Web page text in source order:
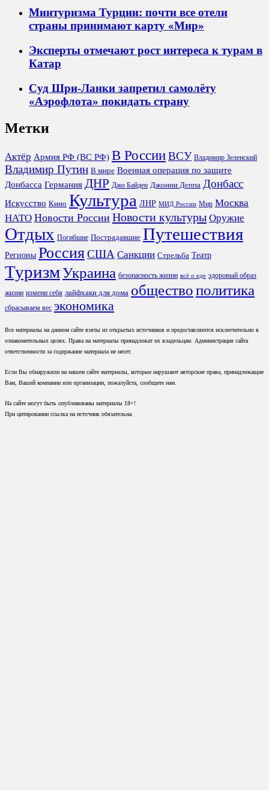
Минтуризма Турции: почти все отели
страны принимают карту «Мир»
Эксперты отмечают рост интереса к турам в
Катар
Суд Шри-Ланки запретил самолёту
«Аэрофлота» покидать страну
Метки
Актёр Армия РФ (ВС РФ) В РоссииВСУ Владимир Зеленский
Владимир Путин В мире Военная операция по защите
Донбасса Германия ДНР Джо Байден Джонни Деппа Донбасс
Искусство Кино Культура ЛНР МИД России Мир Москва
НАТО Новости России Новости культуры Оружие
Отдых Погибшие Пострадавшие Путешествия
Регионы Россия США Санкции Стрельба Театр
ТуризмУкраина безопасность жизни всё о еде здоровый образ
жизни измени себя лайфхаки для дома обществополитика
сбрасываем вес экономика
Все материалы на данном сайте взяты из открытых источников и предоставляются исключительно в
ознакомительных целях. Права на материалы принадлежат их владельцам. Администрация сайта
ответственности за содержание материала не несет.
Если Вы обнаружили на нашем сайте материалы, которые нарушают авторские права, принадлежащие
Вам, Вашей компании или организации, пожалуйста, сообщите нам.
На сайте могут быть опубликованы материалы 18+!
При цитировании ссылка на источник обязательна.